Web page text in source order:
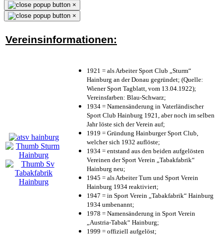
×
×
Vereinsinformationen:
1921 = als Arbeiter Sport Club „Sturm“
Hainburg an der Donau gegründet; (Quelle:
Wiener Sport Tagblatt, vom 13.04.1922);
Vereinsfarben: Blau-Schwarz;
1934 = Namensänderung in Vaterländischer
Sport Club Hainburg 1921, aber noch im selben
Jahr löste sich der Verein auf;
1919 = Gründung Hainburger Sport Club,
welcher sich 1932 auflöste;
1934 = entstand aus den beiden aufgelösten
Vereinen der Sport Verein „Tabakfabrik“
Hainburg neu;
1945 = als Arbeiter Turn und Sport Verein
Hainburg 1934 reaktiviert;
1947 = in Sport Verein „Tabakfabrik“ Hainburg
1934 umbenannt;
1978 = Namensänderung in Sport Verein
„Austria-Tabak“ Hainburg;
1999 = offiziell aufgelöst;